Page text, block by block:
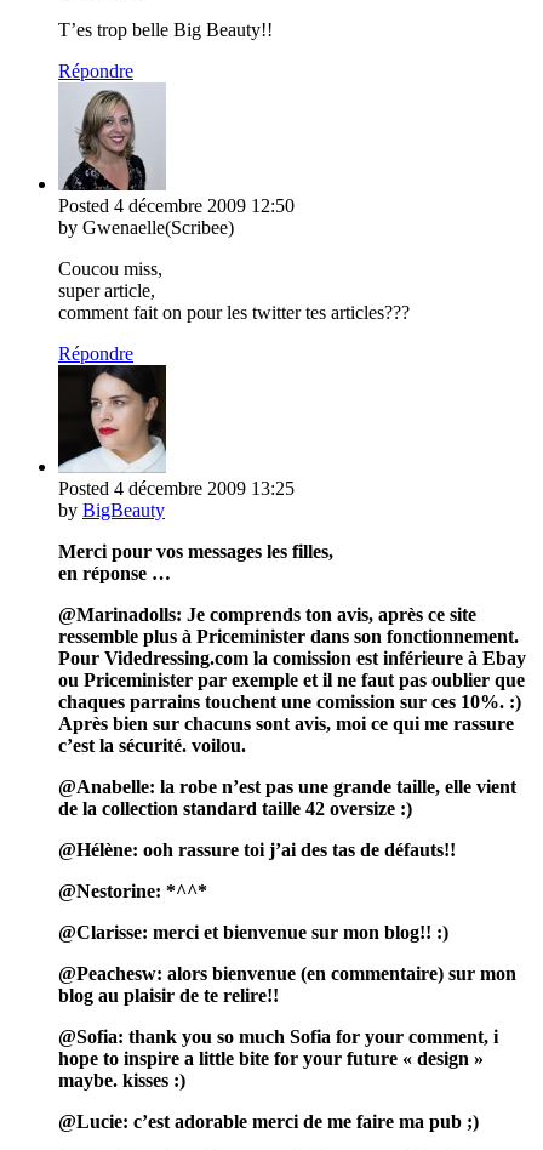
T’es trop belle Big Beauty!!
Répondre
Posted 4 décembre 2009 12:50
by Gwenaelle(Scribee)
Coucou miss,
super article,
comment fait on pour les twitter tes articles???
Répondre
Posted 4 décembre 2009 13:25
by BigBeauty
Merci pour vos messages les filles,
en réponse …
@Marinadolls: Je comprends ton avis, après ce site
ressemble plus à Priceminister dans son fonctionnement.
Pour Videdressing.com la comission est inférieure à Ebay
ou Priceminister par exemple et il ne faut pas oublier que
chaques parrains touchent une comission sur ces 10%. :)
Après bien sur chacuns sont avis, moi ce qui me rassure
c’est la sécurité. voilou.
@Anabelle: la robe n’est pas une grande taille, elle vient
de la collection standard taille 42 oversize :)
@Hélène: ooh rassure toi j’ai des tas de défauts!!
@Nestorine: *^^*
@Clarisse: merci et bienvenue sur mon blog!! :)
@Peachesw: alors bienvenue (en commentaire) sur mon
blog au plaisir de te relire!!
@Sofia: thank you so much Sofia for your comment, i
hope to inspire a little bite for your future « design »
maybe. kisses :)
@Lucie: c’est adorable merci de me faire ma pub ;)